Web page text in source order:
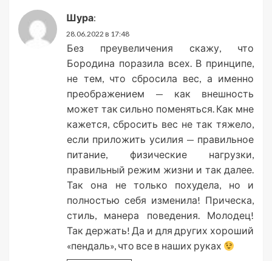
Шура:
28.06.2022 в 17:48
Без преувеличения скажу, что
Бородина поразила всех. В принципе,
не тем, что сбросила вес, а именно
преображением — как внешность
может так сильно поменяться. Как мне
кажется, сбросить вес не так тяжело,
если приложить усилия — правильное
питание, физические нагрузки,
правильный режим жизни и так далее.
Так она не только похудела, но и
полностью себя изменила! Прическа,
стиль, манера поведения. Молодец!
Так держать! Да и для других хороший
«пендаль», что все в наших руках